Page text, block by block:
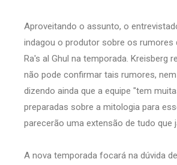
Aproveitando o assunto, o
indagou o produtor sobre os rumores
Ra's al Ghul na temporada. Kreisberg
não pode confirmar tais rumores,
dizendo ainda que a equipe "tem
preparadas sobre a mitologia para
parecerão uma extensão de tudo que
A nova temporada focará na dúvida